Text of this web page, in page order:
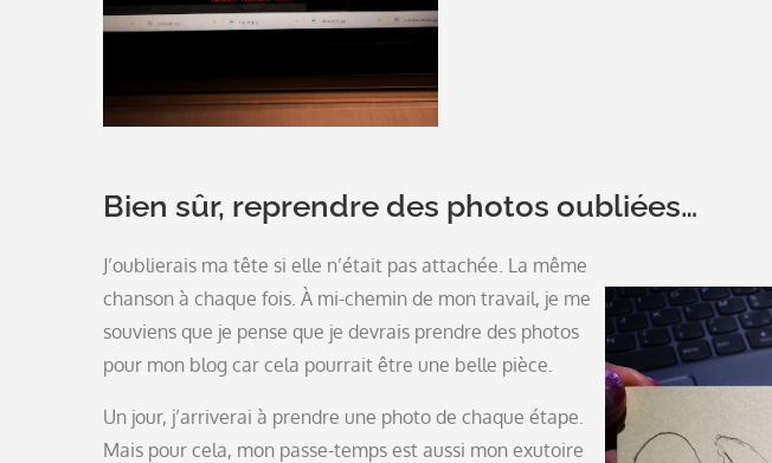
Bien sûr, reprendre des photos oubliées…
J’oublierais ma tête si elle n’était pas attachée. La même
chanson à chaque fois. À mi-chemin de mon travail, je me
souviens que je pense que je devrais prendre des photos
pour mon blog car cela pourrait être une belle pièce.
Un jour, j’arriverai à prendre une photo de chaque étape.
Mais pour cela, mon passe-temps est aussi mon exutoire